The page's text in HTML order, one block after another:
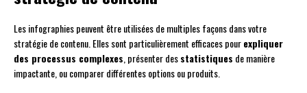
Les infographies peuvent être utilisées de multiples façons dans votre
stratégie de contenu. Elles sont particulièrement efficaces pourexpliquer
des processus complexes , présenter desstatistiques de manière
impactante, ou comparer différentes options ou produits.